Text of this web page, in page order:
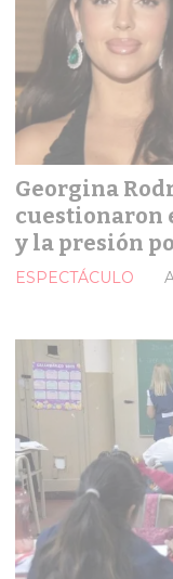
Georgina
cuestionaron
y la presión
ESPECTÁCULO